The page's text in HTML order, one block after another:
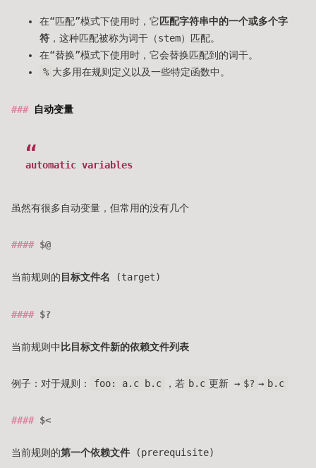
在“匹配”模式下使用时，它匹配字符串中的一个或多个字
符 ，这种匹配被称为词干（stem）匹配。
在“替换”模式下使用时，它会替换匹配到的词干。
% 大多用在规则定义以及一些特定函数中。
自动变量
automatic variables
虽然有很多自动变量，但常用的没有几个
$@
当前规则的 目标文件名 (target)
$?
当前规则中 比目标文件新的依赖文件列表
例子：对于规则： foo: a.c b.c ，若 b.c 更新 → $? → b.c
$<
当前规则的第一个依赖文件 (prerequisite)